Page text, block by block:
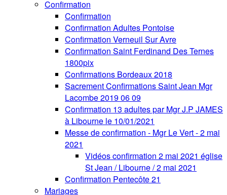
Confirmation
Confirmation
Confirmation Adultes Pontoise
Confirmation Verneuil Sur Avre
Confirmation Saint Ferdinand Des Ternes
1800pix
Confirmations Bordeaux 2018
Sacrement Confirmations Saint Jean Mgr
Lacombe 2019 06 09
Confirmation 13 adultes par Mgr J.P JAMES
à Libourne le 10/01/2021
Messe de confirmation - Mgr Le Vert - 2 mai
2021
Vidéos confirmation 2 mai 2021 église
St Jean / Libourne / 2 mai 2021
Confirmation Pentecôte 21
Mariages